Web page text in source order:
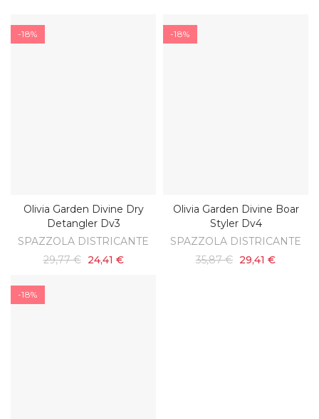
-18%
AGGIUNGI AL CARRELLO
Olivia Garden Divine Dry
Detangler Dv3
SPAZZOLA DISTRICANTE
29,77 € 24,41 €
-18%
AGGIUNGI AL CARRELLO
Olivia Garden Divine Boar
Styler Dv4
SPAZZOLA DISTRICANTE
35,87 € 29,41 €
-18%